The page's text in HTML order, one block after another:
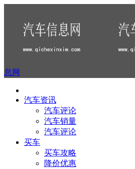
息网
汽车资讯
汽车评论
汽车销量
汽车评论
买车
买车攻略
降价优惠